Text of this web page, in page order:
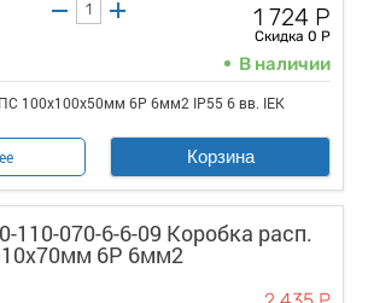
1 724 Р
Скидка 0 Р
В наличии
100х100х50мм 6P 6мм2 IP55 6 вв. IEK
Корзина
110-070-6-6-09 Коробка расп.
6P 6мм2